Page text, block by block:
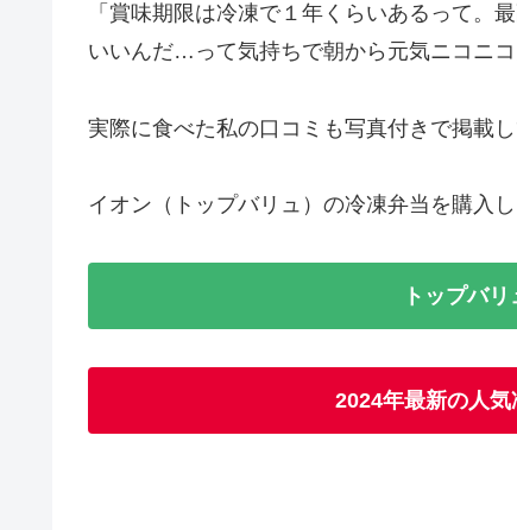
「賞味期限は冷凍で１年くらいあるって。
いいんだ…って気持ちで朝から元気ニコニ
実際に食べた私の口コミも写真付きで掲載
イオン（トップバリュ）の冷凍弁当を購入
トップバ
2024年最新の人